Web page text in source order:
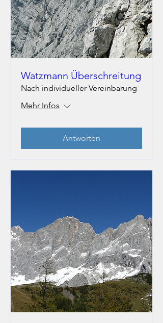
Watzmann Überschreitung
Nach individueller Vereinbarung
Mehr Infos
Antworten